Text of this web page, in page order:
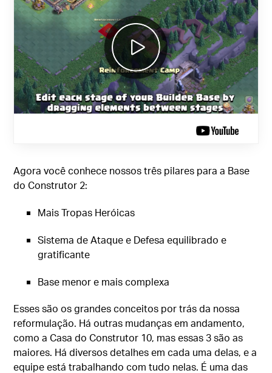
Agora você conhece nossos três pilares para a Base
do Construtor 2:
Mais Tropas Heróicas
Sistema de Ataque e Defesa equilibrado e
gratificante
Base menor e mais complexa
Esses são os grandes conceitos por trás da nossa
reformulação. Há outras mudanças em andamento,
como a Casa do Construtor 10, mas essas 3 são as
maiores. Há diversos detalhes em cada uma delas, e a
equipe está trabalhando com tudo nelas. É uma das